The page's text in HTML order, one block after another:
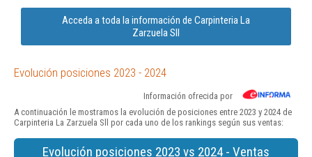
Acceda a toda la información de Carpinteria La
Zarzuela Sll
Evolución posiciones 2023 - 2024
Información ofrecida por
A continuación le mostramos la evolución de posiciones entre 2023 y 2024 de
Carpinteria La Zarzuela Sll por cada uno de los rankings según sus ventas:
Evolución posiciones 2023 vs 2024 - Ventas